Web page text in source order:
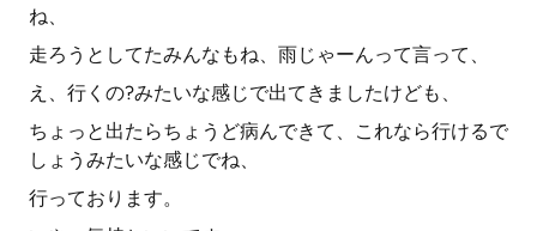
ね、
走ろうとしてたみんなもね、雨じゃーんって言って、
え、行くの?みたいな感じで出てきましたけども、
ちょっと出たらちょうど病んできて、これなら行けるで
しょうみたいな感じでね、
行っております。